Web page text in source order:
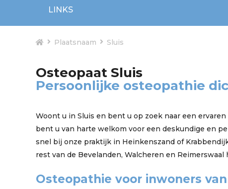
LINKS
Plaatsnaam Sluis
Osteopaat Sluis
Persoonlijke osteopathie
Woont u in Sluis en bent u op zoek naar een
bent u van harte welkom voor een deskundige en
snel bij onze praktijk in Heinkenszand of
rest van de Bevelanden, Walcheren en
Osteopathie voor inwoners van